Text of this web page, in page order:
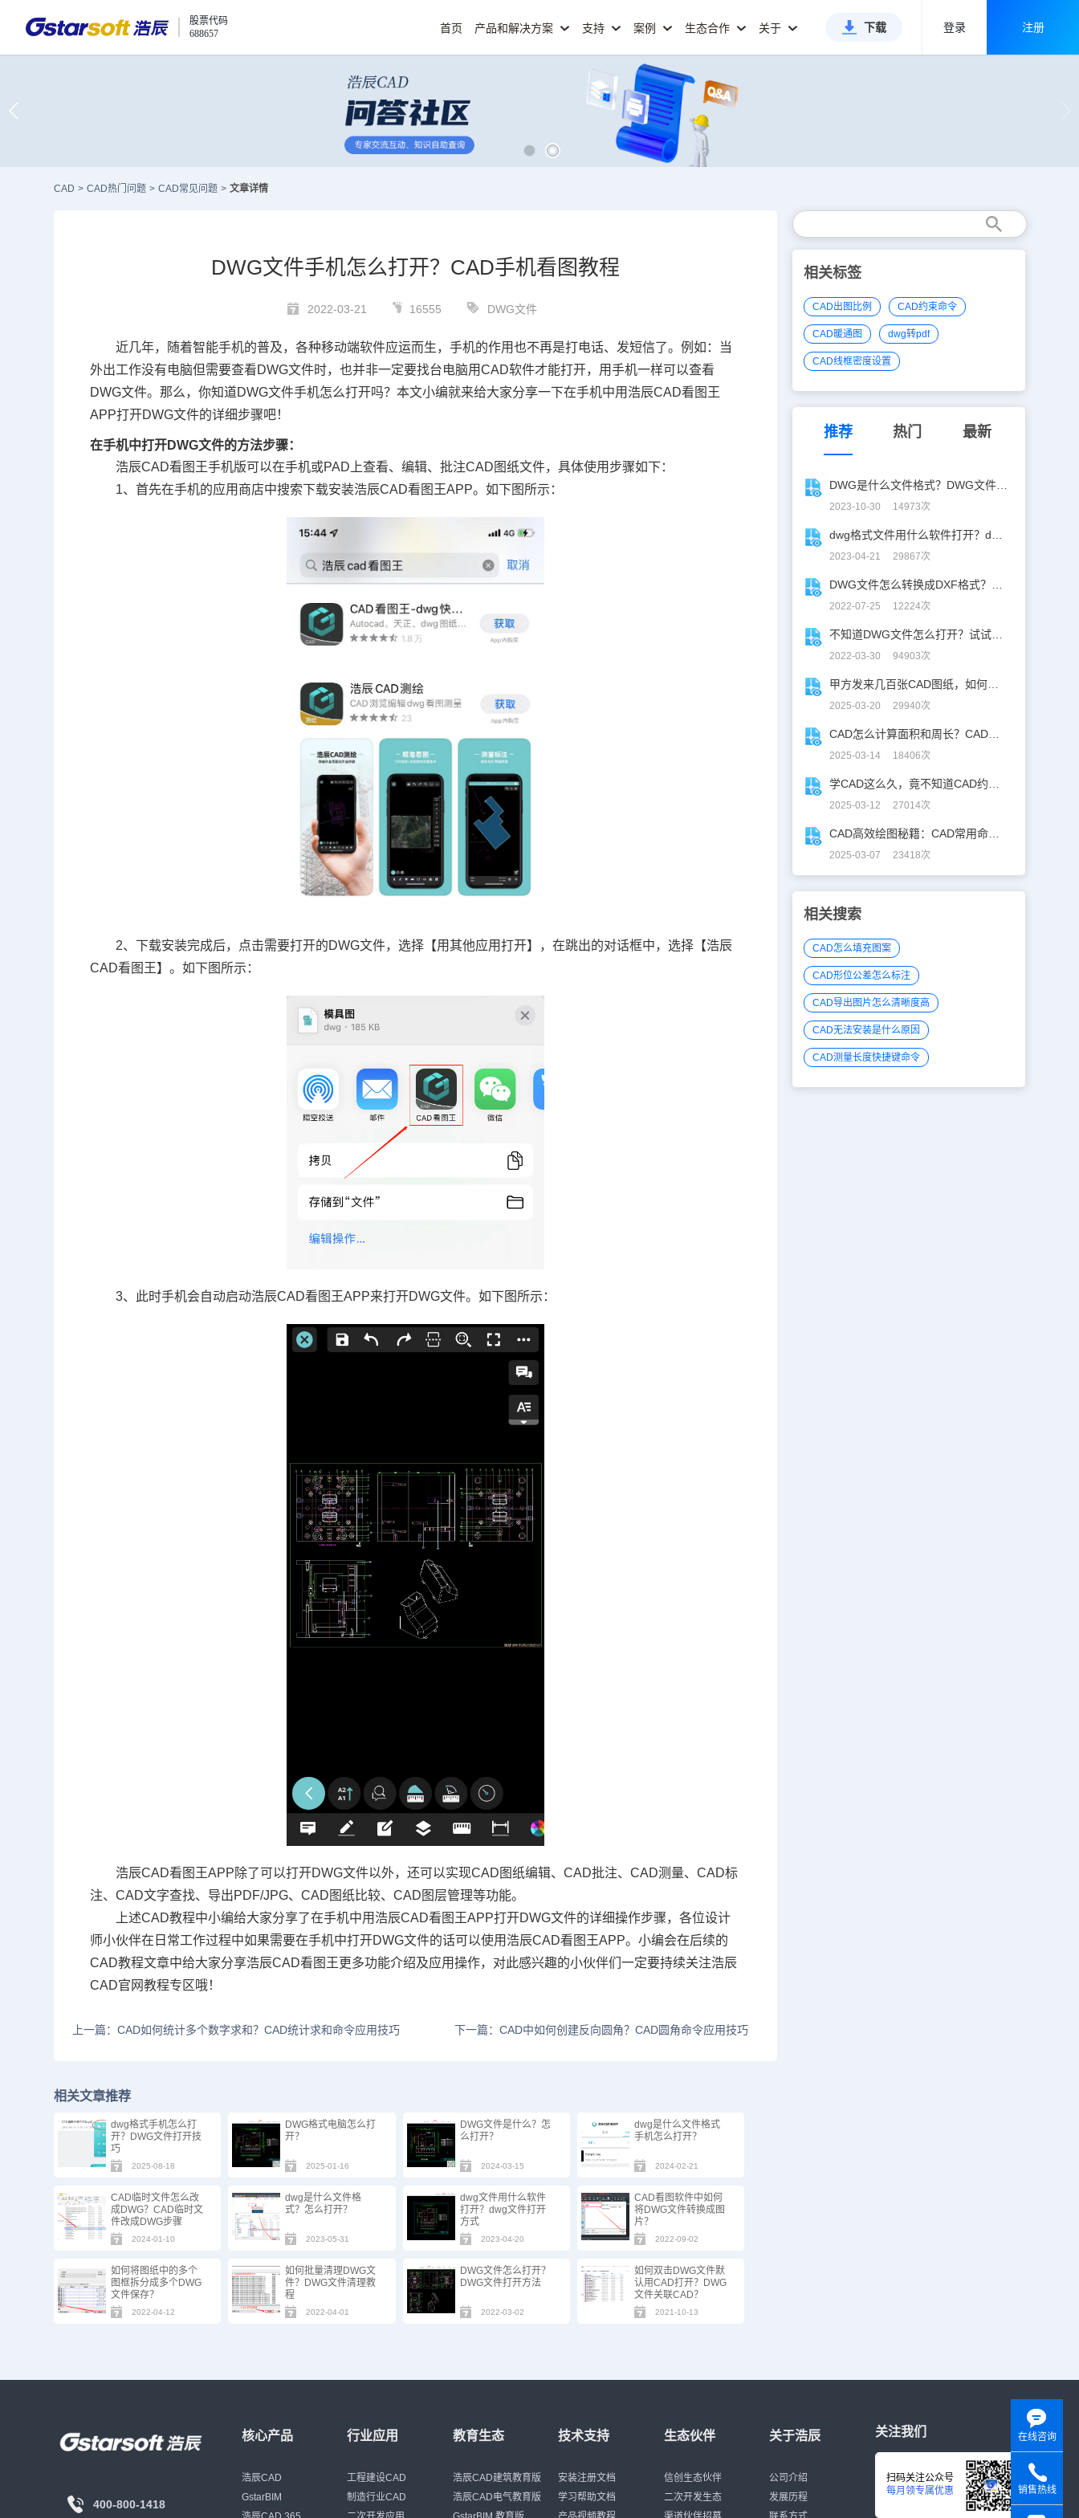
股票代码
688657
首页 产品和解决方案 支持 案例 生态合作 关于 下载 登录 注册
CAD > CAD热门问题 > CAD常见问题 > 文章详情
DWG文件手机怎么打开？CAD手机看图教程
2022-03-21 16555 DWG文件
近几年，随着智能手机的普及，各种移动端软件应运而生，手机的作用也不再是打电话、发短信了。例如：当
外出工作没有电脑但需要查看DWG文件时，也并非一定要找台电脑用CAD软件才能打开，用手机一样可以查看
DWG文件。那么，你知道DWG文件手机怎么打开吗？本文小编就来给大家分享一下在手机中用浩辰CAD看图王
APP打开DWG文件的详细步骤吧！
在手机中打开DWG文件的方法步骤：
浩辰CAD看图王手机版可以在手机或PAD上查看、编辑、批注CAD图纸文件，具体使用步骤如下：
1、首先在手机的应用商店中搜索下载安装浩辰CAD看图王APP。如下图所示：
2、下载安装完成后，点击需要打开的DWG文件，选择【用其他应用打开】，在跳出的对话框中，选择【浩辰
CAD看图王】。如下图所示：
3、此时手机会自动启动浩辰CAD看图王APP来打开DWG文件。如下图所示：
浩辰CAD看图王APP除了可以打开DWG文件以外，还可以实现CAD图纸编辑、CAD批注、CAD测量、CAD标
注、CAD文字查找、导出PDF/JPG、CAD图纸比较、CAD图层管理等功能。
上述CAD教程中小编给大家分享了在手机中用浩辰CAD看图王APP打开DWG文件的详细操作步骤，各位设计
师小伙伴在日常工作过程中如果需要在手机中打开DWG文件的话可以使用浩辰CAD看图王APP。小编会在后续的
CAD教程文章中给大家分享浩辰CAD看图王更多功能介绍及应用操作，对此感兴趣的小伙伴们一定要持续关注浩辰
CAD官网教程专区哦！
上一篇：CAD如何统计多个数字求和？CAD统计求和命令应用技巧 下一篇：CAD中如何创建反向圆角？CAD圆角命令应用技巧
相关文章推荐
dwg格式手机怎么打
开？DWG文件打开技
巧
2025-08-18
DWG格式电脑怎么打
开？
2025-01-16
DWG文件是什么？怎
么打开？
2024-03-15
dwg是什么文件格式
手机怎么打开？
2024-02-21
CAD临时文件怎么改
成DWG？CAD临时文
件改成DWG步骤
2024-01-10
dwg是什么文件格
式？怎么打开？
2023-05-31
dwg文件用什么软件
打开？dwg文件打开
方式
2023-04-20
CAD看图软件中如何
将DWG文件转换成图
片？
2022-09-02
如何将图纸中的多个
图框拆分成多个DWG
文件保存？
2022-04-12
如何批量清理DWG文
件？DWG文件清理教
程
2022-04-01
DWG文件怎么打开？
DWG文件打开方法
2022-03-02
如何双击DWG文件默
认用CAD打开？DWG
文件关联CAD？
2021-10-13
相关标签
CAD出图比例 CAD约束命令
CAD暖通图 dwg转pdf
CAD线框密度设置
推荐 热门 最新
2023-10-30 14973次
2023-04-21 29867次
2022-07-25 12224次
2022-03-30 94903次
2025-03-20 29940次
2025-03-14 18406次
2025-03-12 27014次
2025-03-07 23418次
相关搜索
CAD怎么填充图案
CAD形位公差怎么标注
CAD导出图片怎么清晰度高
CAD无法安装是什么原因
CAD测量长度快捷键命令
400-800-1418
核心产品
浩辰CAD
GstarBIM
行业应用
工程建设CAD
制造行业CAD
教育生态
浩辰CAD建筑教育版
浩辰CAD电气教育版
技术支持
安装注册文档
学习帮助文档
生态伙伴
信创生态伙伴
二次开发生态
关于浩辰
公司介绍
发展历程
关注我们
扫码关注公众号
每月领专属优惠
在线咨询
销售热线